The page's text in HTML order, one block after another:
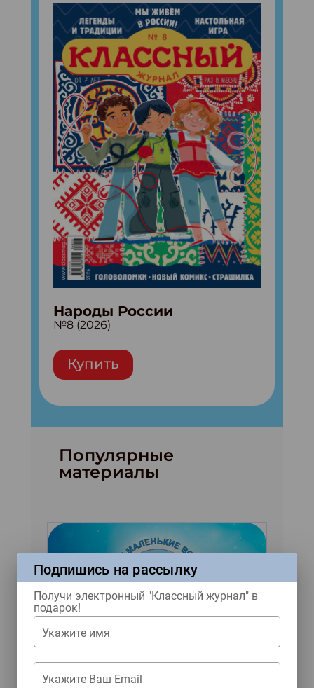
Народы России
№8 (2026)
Купить
Популярные
материалы
Рассказы зарубежных
авторов для конкурса «Мы
Подпишись на рассылку
Получи электронный "Классный журнал" в
подарок!
Укажите имя
Укажите Ваш Email